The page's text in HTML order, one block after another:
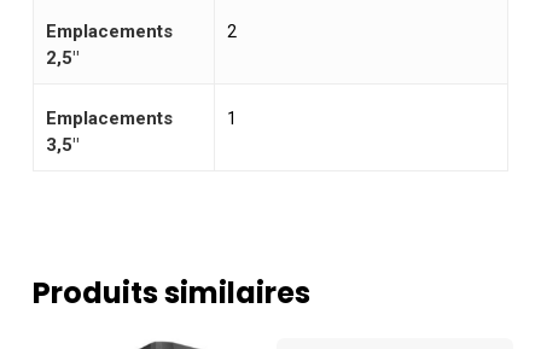
Emplacements
2,5"
2
Emplacements
3,5"
1
Produits similaires